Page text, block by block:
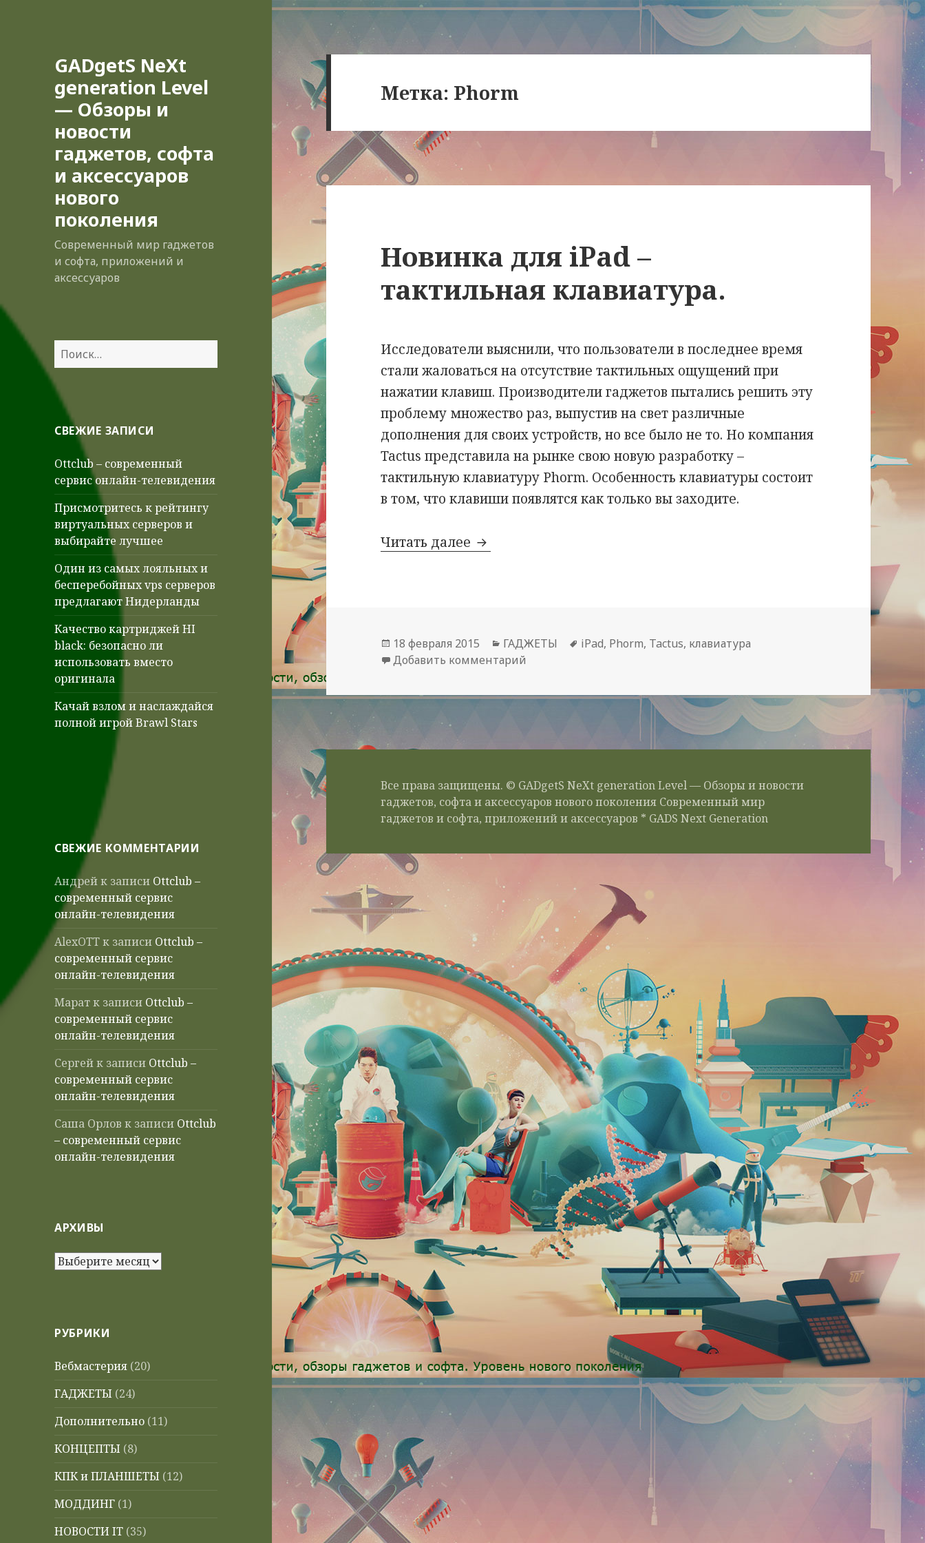
GADgetS NeXt
generation Level
— Обзоры и
новости
гаджетов, софта
и аксессуаров
нового
поколения
Современный мир гаджетов
и софта, приложений и
аксессуаров
Найти:
СВЕЖИЕ ЗАПИСИ
Ottclub – современный
сервис онлайн-телевидения
Присмотритесь к рейтингу
виртуальных серверов и
выбирайте лучшее
Один из самых лояльных и
бесперебойных vps серверов
предлагают Нидерланды
Качество картриджей HI
black: безопасно ли
использовать вместо
оригинала
Качай взлом и наслаждайся
полной игрой Brawl Stars
СВЕЖИЕ КОММЕНТАРИИ
Андрейк записи Ottclub –
современный сервис
онлайн-телевидения
AlexOTTк записи Ottclub –
современный сервис
онлайн-телевидения
Маратк записи Ottclub –
современный сервис
онлайн-телевидения
Сергейк записи Ottclub –
современный сервис
онлайн-телевидения
Саша Орлов к записи Ottclub
– современный сервис
онлайн-телевидения
АРХИВЫ
Архивы
РУБРИКИ
Вебмастерия (20)
ГАДЖЕТЫ (24)
Дополнительно (11)
КОНЦЕПТЫ (8)
КПК и ПЛАНШЕТЫ (12)
МОДДИНГ (1)
НОВОСТИ IT (35)
Метка: Phorm
Новинка для iPad –
тактильная клавиатура.
Исследователи выяснили, что пользователи в последнее время
стали жаловаться на отсутствие тактильных ощущений при
нажатии клавиш. Производители гаджетов пытались решить эту
проблему множество раз, выпустив на свет различные
дополнения для своих устройств, но все было не то. Но компания
Tactus представила на рынке свою новую разработку –
тактильную клавиатуру Phorm. Особенность клавиатуры состоит
в том, что клавиши появлятся как только вы заходите.
Читать далее Новинка для iPad – тактильная клавиатура.
Опубликовано
18 февраля 2015 Рубрики
ГАДЖЕТЫ Метки
iPad, Phorm, Tactus, клавиатура
Добавить комментарий
Все права защищены. © GADgetS NeXt generation Level — Обзоры и новости
гаджетов, софта и аксессуаров нового поколения Современный мир
гаджетов и софта, приложений и аксессуаров * GADS Next Generation